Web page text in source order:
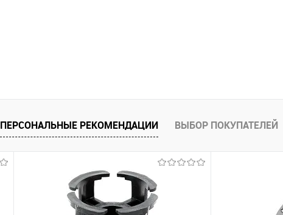
ПЕРСОНАЛЬНЫЕ РЕКОМЕНДАЦИИ ВЫБОР ПОКУПАТЕЛЕЙ